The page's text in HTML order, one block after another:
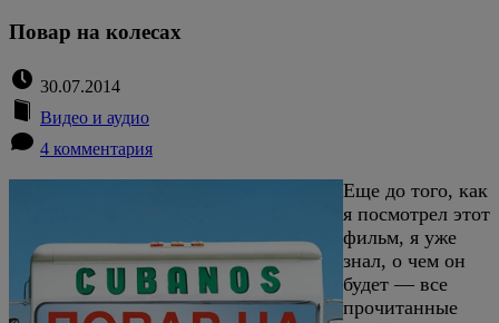
Повар на колесах
30.07.2014
Видео и аудио
4 комментария
Еще до того, как
я посмотрел этот
фильм, я уже
знал, о чем он
будет — все
прочитанные